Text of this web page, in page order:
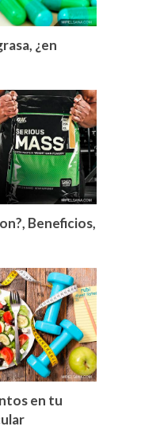
¿en
Beneficios,
en tu